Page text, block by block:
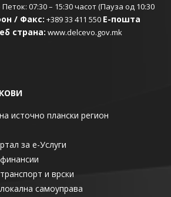
07:30 – 15:30 часот (Пауза од 10:30
/ Факс: +389 33 411 550 Е-пошта
страна: www.delcevo.gov.mk
источно плански регион
за е-Услуги
и врски
самоуправа